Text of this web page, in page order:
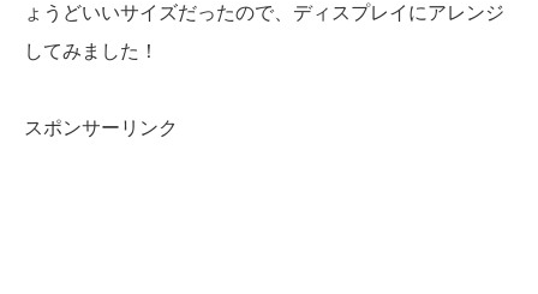
ょうどいいサイズだったので、ディスプレイにアレンジ
してみました！
スポンサーリンク